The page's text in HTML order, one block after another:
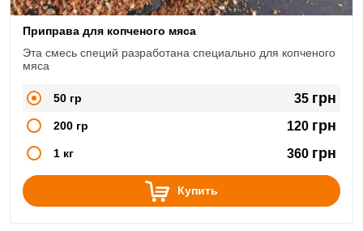
Приправа для копченого мяса
Эта смесь специй разработана специально для копченого
мяса
50 гр 35 грн
200 гр 120 грн
1 кг 360 грн
Купить